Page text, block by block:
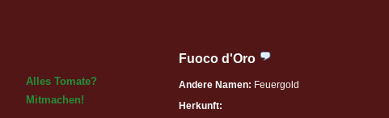
Alles Tomate?
Mitmachen!
Fuoco d'Oro
Andere Namen: Feuergold
Herkunft: